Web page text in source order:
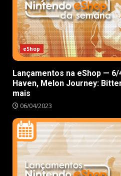
eShop
Lançamentos na eShop —
Haven, Melon Journey:
mais
06/04/2023